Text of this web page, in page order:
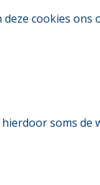
cookies ons
soms de